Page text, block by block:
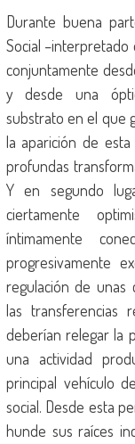
Durante buena
Social
conjuntamente
y desde una
substrato en el que
la aparición de
profundas
Y en segundo
ciertamente
íntimamente
progresivamente
regulación de unas
las transferencias
deberían relegar la
una actividad
principal vehículo
social. Desde esta
hunde sus raíces